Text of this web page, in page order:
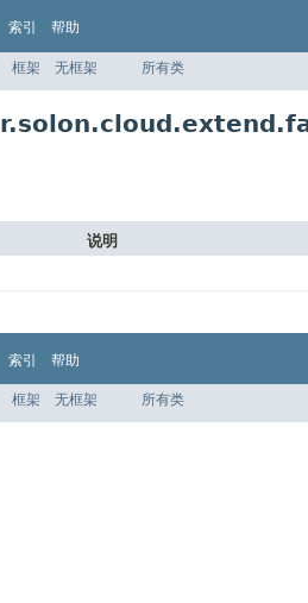
索引 帮助
框架 无框架 所有类
说明
索引 帮助
框架 无框架 所有类